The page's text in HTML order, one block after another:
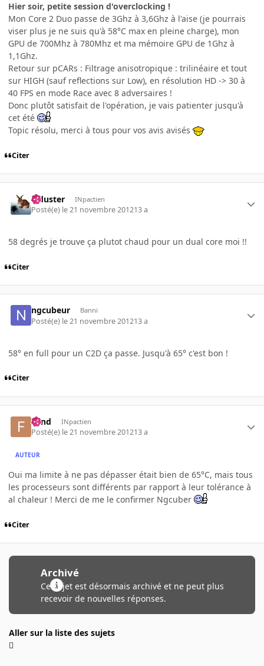
Hier soir, petite session d'overclocking !
Mon Core 2 Duo passe de 3Ghz à 3,6Ghz à l'aise (je pourrais
viser plus je ne suis qu'à 58°C max en pleine charge), mon
GPU de 700Mhz à 780Mhz et ma mémoire GPU de 1Ghz à
1,1Ghz.
Retour sur pCARs : Filtrage anisotropique : trilinéaire et tout
sur HIGH (sauf reflections sur Low), en résolution HD -> 30 à
40 FPS en mode Race avec 8 adversaires !
Donc plutôt satisfait de l'opération, je vais patienter jusqu'à
cet été
Topic résolu, merci à tous pour vos avis avisés
Citer
Tiduster INpactien
Posté(e) le 21 novembre 201213 a
58 degrés je trouve ça plutot chaud pour un dual core moi !!
Citer
ngcubeur Banni
Posté(e) le 21 novembre 201213 a
58° en full pour un C2D ça passe. Jusqu'à 65° c'est bon !
Citer
Fend INpactien
Posté(e) le 21 novembre 201213 a
AUTEUR
Oui ma limite à ne pas dépasser était bien de 65°C, mais tous
les processeurs sont différents par rapport à leur tolérance à
al chaleur ! Merci de me le confirmer Ngcuber
Citer
Archivé
Ce sujet est désormais archivé et ne peut plus
recevoir de nouvelles réponses.
Aller sur la liste des sujets